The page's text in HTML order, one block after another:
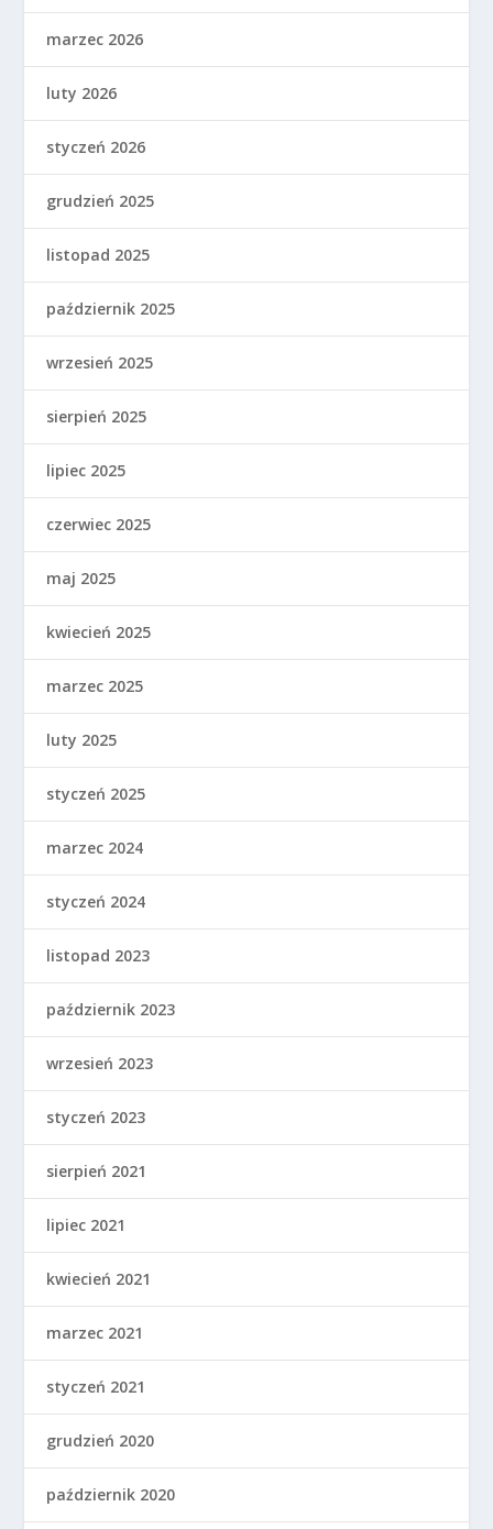
marzec 2026
luty 2026
styczeń 2026
grudzień 2025
listopad 2025
październik 2025
wrzesień 2025
sierpień 2025
lipiec 2025
czerwiec 2025
maj 2025
kwiecień 2025
marzec 2025
luty 2025
styczeń 2025
marzec 2024
styczeń 2024
listopad 2023
październik 2023
wrzesień 2023
styczeń 2023
sierpień 2021
lipiec 2021
kwiecień 2021
marzec 2021
styczeń 2021
grudzień 2020
październik 2020